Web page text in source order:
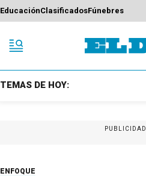
EducaciónClasificadosFúnebres
TEMAS DE HOY:
PUBLICIDAD
ENFOQUE